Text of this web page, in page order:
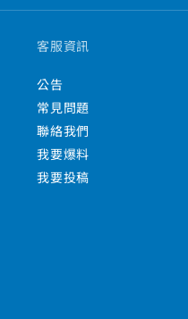
客服資訊
公告
常見問題
聯絡我們
我要爆料
我要投稿